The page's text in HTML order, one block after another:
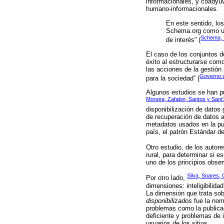
humano-informacionales.
En este sentido,
Schema.org como
de interés” (Schema,
El caso de los conjuntos
éxito al estructurarse
las acciones de la gestión
para la sociedad” (Governo
Algunos estudios se han
Moreira, Zafalon, Santos y
disponibilización de datos
de recuperación de datos
metadatos usados en la
país, el patrón Estándar
Otro estudio, de los
rural, para determinar si
uno de los principios
Por otro lado, Silva, Soares,
dimensiones:
La dimensión que trata
disponibilizados fue la
problemas como la
deficiente y problemas de